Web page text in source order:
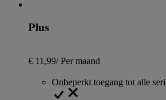
Plus
€ 11,99/Per maand
Onbeperkt toegang tot alle